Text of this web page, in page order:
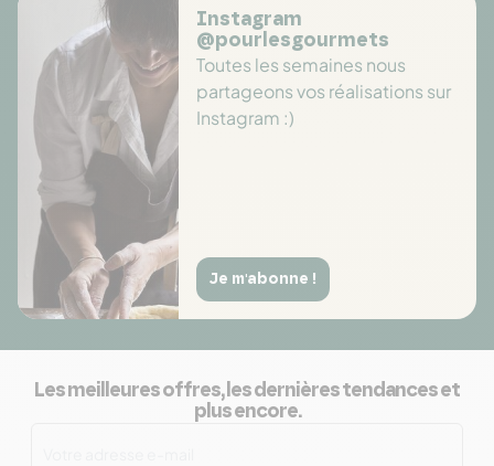
Instagram
@pourlesgourmets
Toutes les semaines nous
partageons vos réalisations sur
Instagram :)
Je m'abonne !
Les meilleures offres, les dernières tendances et
plus encore.